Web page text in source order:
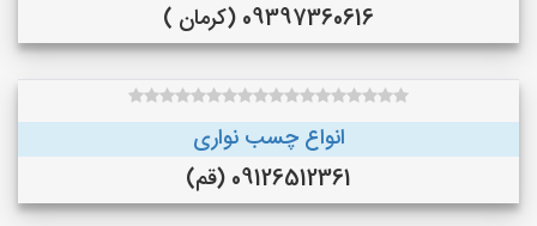
09397360616 (کرمان )
انواع چسب نواری
09126512361 (قم)